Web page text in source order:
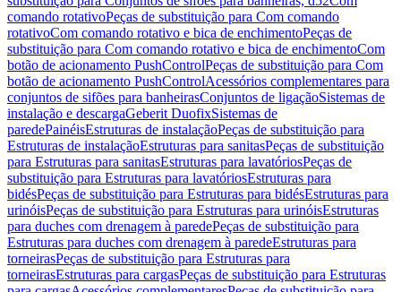
comando rotativoPeças de substituição para Com comando
rotativoCom comando rotativo e bica de enchimentoPeças de
substituição para Com comando rotativo e bica de enchimentoCom
botão de acionamento PushControlPeças de substituição para Com
botão de acionamento PushControlAcessórios complementares para
conjuntos de sifões para banheirasConjuntos de ligaçãoSistemas de
instalação e descargaGeberit DuofixSistemas de
paredePainéisEstruturas de instalaçãoPeças de substituição para
Estruturas de instalaçãoEstruturas para sanitasPeças de substituição
para Estruturas para sanitasEstruturas para lavatóriosPeças de
substituição para Estruturas para lavatóriosEstruturas para
bidésPeças de substituição para Estruturas para bidésEstruturas para
urinóisPeças de substituição para Estruturas para urinóisEstruturas
para duches com drenagem à paredePeças de substituição para
Estruturas para duches com drenagem à paredeEstruturas para
torneirasPeças de substituição para Estruturas para
torneirasEstruturas para cargasPeças de substituição para Estruturas